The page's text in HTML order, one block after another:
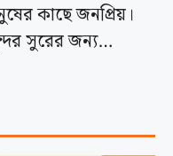
কাছে জনপ্রিয়।
সুরের জন্য…